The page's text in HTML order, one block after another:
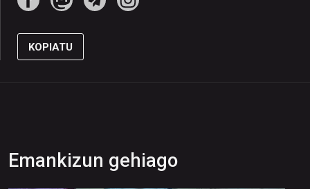
KOPIATU
Emankizun gehiago